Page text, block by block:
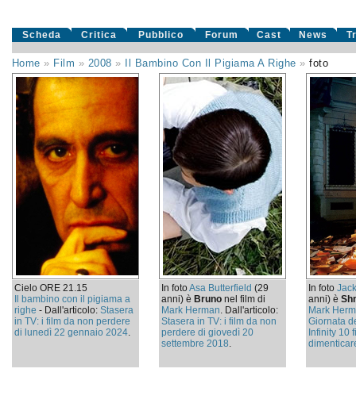
Scheda Critica Pubblico Forum Cast News
Home » Film » 2008 » Il Bambino Con Il Pigiama A Righe »foto
Cielo ORE 21.15
Il bambino con il pigiama a
righe - Dall'articolo: Stasera
in TV: i film da non perdere
di lunedì 22 gennaio 2024.
In fotoAsa Butterfield (29
anni) è Brunonel film di
Mark Herman. Dall'articolo:
Stasera in TV: i film da non
perdere di giovedì 20
settembre 2018.
In foto
anni) è
Mark
Giornata
Infinity 10